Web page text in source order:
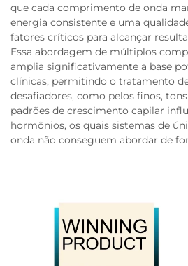
que cada comprimento de onda
energia consistente e uma
fatores críticos para alcançar
Essa abordagem de múltiplos
amplia significativamente a base
clínicas, permitindo o tratamento
desafiadores, como pelos finos,
padrões de crescimento capilar
hormônios, os quais sistemas de
onda não conseguem abordar de